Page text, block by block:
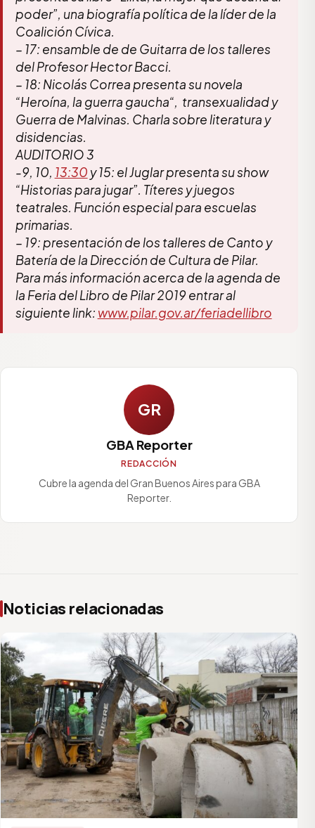
poder”, una biografía política de la líder de la
Coalición Cívica.
– 17: ensamble de de Guitarra de los talleres
del Profesor Hector Bacci.
– 18: Nicolás Correa presenta su novela
“Heroína, la guerra gaucha“, transexualidad y
Guerra de Malvinas. Charla sobre literatura y
disidencias.
AUDITORIO 3
-9, 10, 13:30 y 15: el Juglar presenta su show
“Historias para jugar”. Títeres y juegos
teatrales. Función especial para escuelas
primarias.
– 19: presentación de los talleres de Canto y
Batería de la Dirección de Cultura de Pilar.
Para más información acerca de la agenda de
la Feria del Libro de Pilar 2019 entrar al
siguiente link: www.pilar.gov.ar/feriadellibro
GR
GBA Reporter
REDACCIÓN
Cubre la agenda del Gran Buenos Aires para GBA
Reporter.
Noticias relacionadas